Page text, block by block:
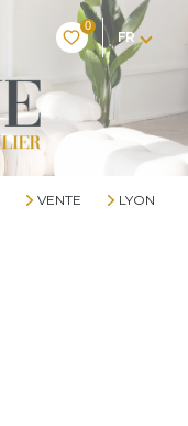
0
FR
VENTE
LYON